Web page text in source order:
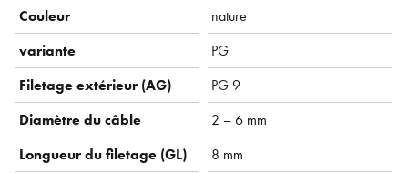
Couleur
nature
variante
PG
Filetage extérieur (AG)
PG 9
Diamètre du câble
2 – 6 mm
Longueur du filetage (GL)
8 mm